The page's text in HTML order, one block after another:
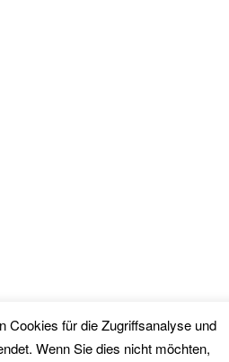
by WordPress
Cookies für die Zugriffsanalyse und
Wenn Sie dies nicht möchten,